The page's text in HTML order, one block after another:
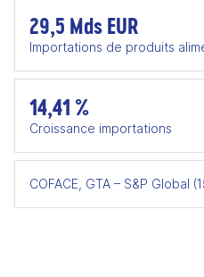
29,5 Mds EUR
Importations de produits
14,41 %
Croissance importations
COFACE, GTA – S&P Global